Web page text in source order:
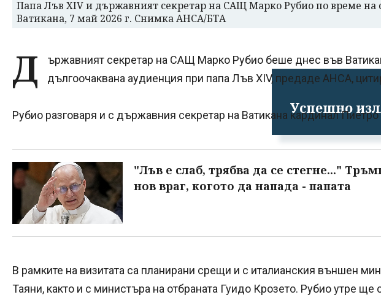
Успешно
Папа Лъв XIV и държавният секретар на САЩ Марко Рубио по време на
Ватикана, 7 май 2026 г. Снимка АНСА/БТА
Д
ържавният секретар на САЩ Марко Рубио беше днес във
дългоочаквана аудиенция при папа Лъв XIV, предаде АНСА,
Рубио разговаря и с държавния секретар на Ватикана кардинал
"Лъв е слаб, трябва да се стегне..."
нов враг, когото да напада - папата
В рамките на визитата са планирани срещи и с италианския външен
Таяни, както и с министъра на отбраната Гуидо Крозето. Рубио утре ще